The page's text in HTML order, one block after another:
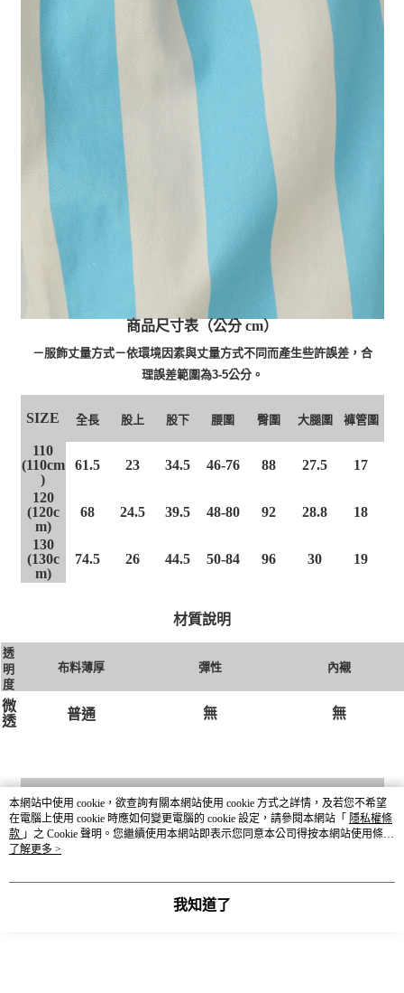
商品尺寸表（公分 cm）
－服飾丈量方式－依環境因素與丈量方式不同而產生些許誤差，合
理誤差範圍為3-5公分。
SIZE 全長 股上 股下 腰圍 臀圍 大腿圍 褲管圍
110
(110cm
)
61.5 23 34.5 46-76 88 27.5 17
120
(120c
m)
68 24.5 39.5 48-80 92 28.8 18
130
(130c
m)
74.5 26 44.5 50-84 96 30 19
材質說明
透
明
度
布料薄厚 彈性 內襯
微
透
普通 無 無
DETAIL
貨號
110cm / 120cm / 130cm
本網站中使用 cookie，欲查詢有關本網站使用 cookie 方式之詳情，及若您不希望
在電腦上使用 cookie 時應如何變更電腦的 cookie 設定，請參閱本網站「 隱私權條
款 」之 Cookie 聲明。您繼續使用本網站即表示您同意本公司得按本網站使用條款
之 Cookie 聲明使用 cookie。
了解更多 >
我知道了